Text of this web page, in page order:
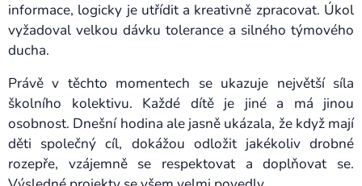
informace, logicky je utřídit a kreativně zpracovat. Úkol
vyžadoval velkou dávku tolerance a silného týmového
ducha.
Právě v těchto momentech se ukazuje největší síla
školního kolektivu. Každé dítě je jiné a má jinou
osobnost. Dnešní hodina ale jasně ukázala, že když mají
děti společný cíl, dokážou odložit jakékoliv drobné
rozepře, vzájemně se respektovat a doplňovat se.